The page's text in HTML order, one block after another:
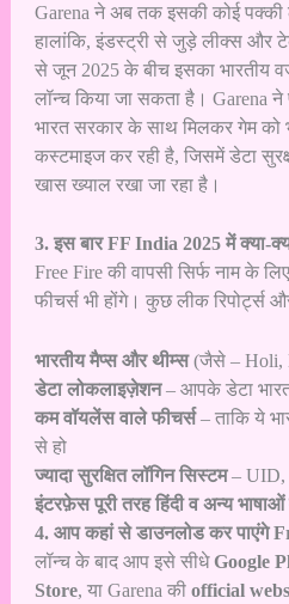
Garena ने अब तक इसकी कोई पक्की
हालांकि, इंडस्ट्री से जुड़े लीक्स और
से जून 2025 के बीच इसका भारतीय
लॉन्च किया जा सकता है। Garena
भारत सरकार के साथ मिलकर गेम को
कस्टमाइज कर रही है, जिसमें डेटा
खास ख्याल रखा जा रहा है।
3. इस बार FF India 2025 में क्या-
Free Fire की वापसी सिर्फ नाम के
फीचर्स भी होंगे। कुछ लीक रिपोर्ट्स
भारतीय मैप्स और थीम्स(जैसे – Holi,
डेटा लोकलाइज़ेशन– आपके डेटा भारत
कम वॉयलेंस वाले फीचर्स– ताकि ये
से हो
ज्यादा सुरक्षित लॉगिन सिस्टम– UID,
इंटरफ़ेस पूरी तरह हिंदी व अन्य भाषाओं
4. आप कहां से डाउनलोड कर पाएंगे
लॉन्च के बाद आप इसे सीधेGoogle
Store, या Garena की official